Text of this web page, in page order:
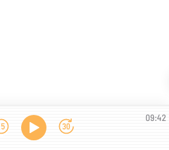
09:42